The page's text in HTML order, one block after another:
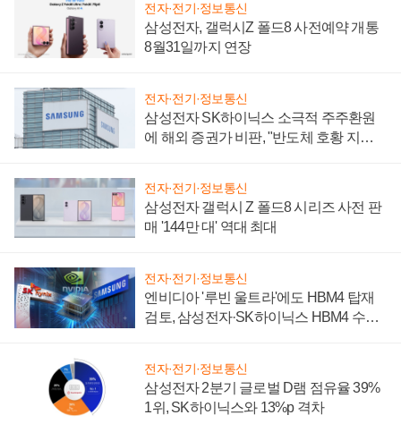
전자·전기·정보통신
삼성전자, 갤럭시Z 폴드8 사전예약 개통
8월31일까지 연장
전자·전기·정보통신
삼성전자 SK하이닉스 소극적 주주환원
에 해외 증권가 비판, "반도체 호황 지속
전자·전기·정보통신
삼성전자 갤럭시 Z 폴드8 시리즈 사전 판
매 '144만 대' 역대 최대
전자·전기·정보통신
엔비디아 '루빈 울트라'에도 HBM4 탑재
검토, 삼성전자·SK하이닉스 HBM4 수율
전자·전기·정보통신
삼성전자 2분기 글로벌 D램 점유율 39%
1위, SK하이닉스와 13%p 격차